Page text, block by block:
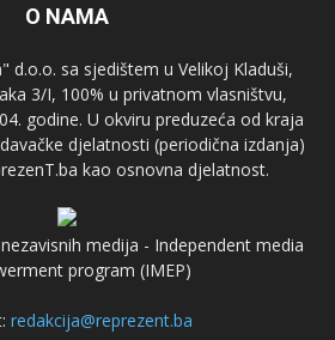
O NAMA
d.o.o. sa sjedištem u Velikoj Kladuši,
3/I, 100% u privatnom vlasništvu,
godine. U okviru preduzeća od kraja
djelatnosti (periodična izdanja)
kao osnovna djelatnost.
medija - Independent media
program (IMEP)
redakcija@reprezent.ba